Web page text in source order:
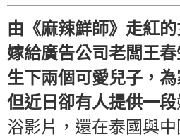
由《麻辣鮮師》走紅
嫁給廣告公司老闆王春
生下兩個可愛兒子，為
但近日卻有人提供一段
浴影片，還在泰國與